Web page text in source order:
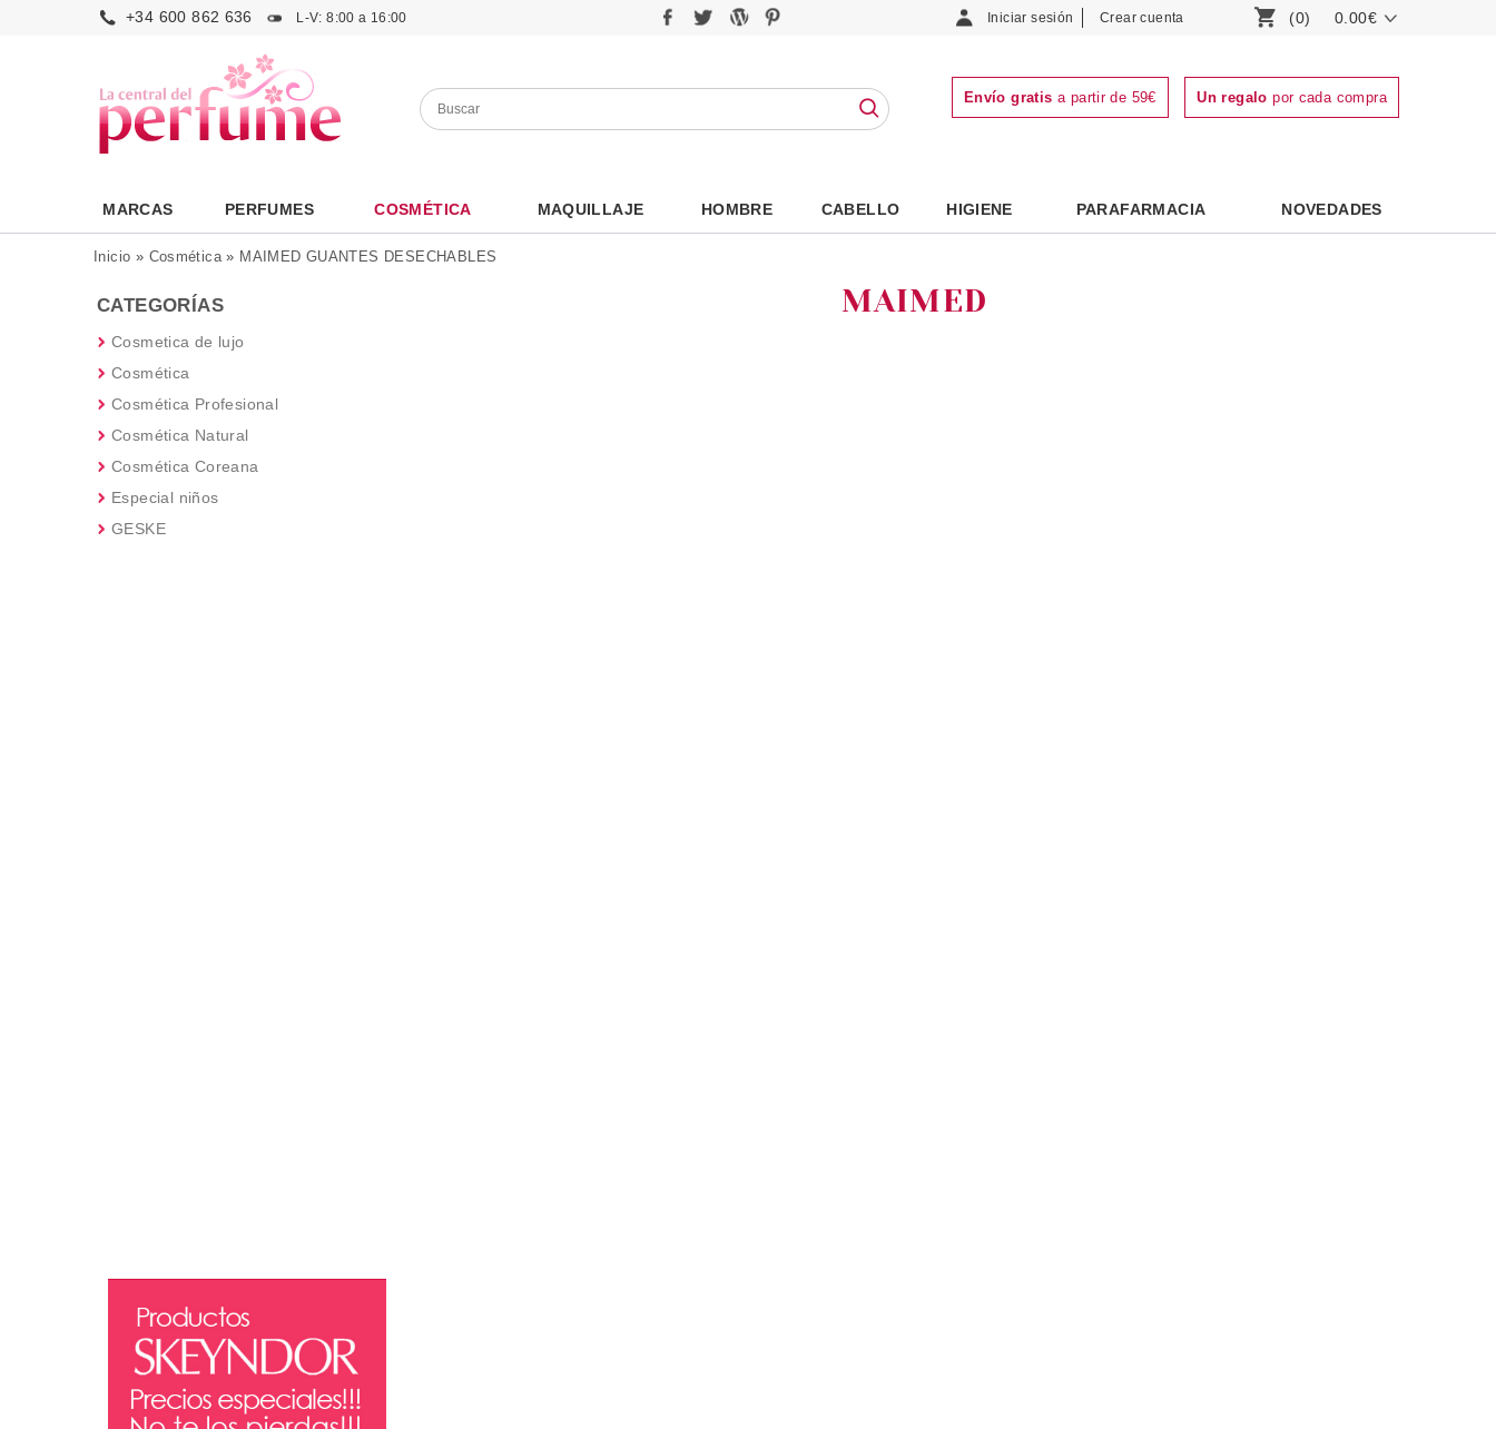
+34 600 862 636 L-V: 8:00 a 16:00 Iniciar sesión Crear cuenta (0) 0.00€
Envío gratis a partir de 59€ Un regalo por cada compra
MARCAS PERFUMES COSMÉTICA MAQUILLAJE HOMBRE CABELLO HIGIENE PARAFARMACIA NOVEDADES
Inicio » Cosmética» MAIMED GUANTES DESECHABLES
CATEGORÍAS
Cosmetica de lujo
Cosmética
Cosmética Profesional
Cosmética Natural
Cosmética Coreana
Especial niños
GESKE
MAIMED